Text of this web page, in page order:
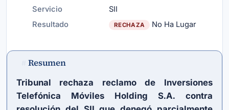
Servicio
SII
Resultado
RECHAZA No Ha Lugar
Resumen
Tribunal rechaza reclamo de Inversiones
Telefónica Móviles Holding S.A. contra